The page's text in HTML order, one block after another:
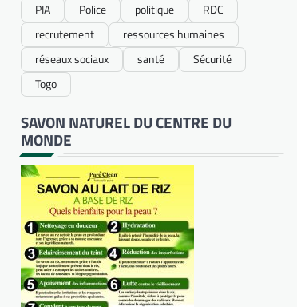
PIA
Police politique
RDC
recrutement
ressources humaines
réseaux sociaux
santé
Sécurité
Togo
SAVON NATUREL DU CENTRE DU
MONDE